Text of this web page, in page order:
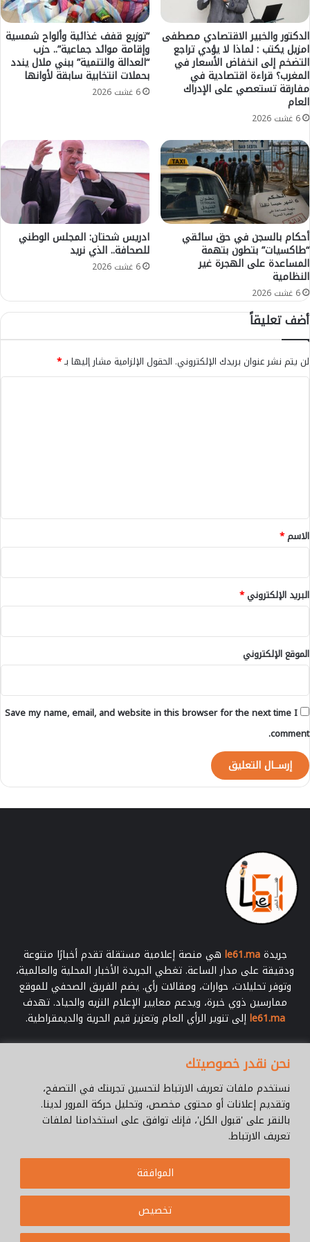
نحن نقدر خصوصيتك
نستخدم ملفات تعريف الارتباط لتحسين تجربتك في التصفح،
وتقديم إعلانات أو محتوى مخصص، وتحليل حركة المرور لدينا.
بالنقر على 'قبول الكل'، فإنك توافق على استخدامنا لملفات
تعريف الارتباط.
تخصيص
الموافقة
ا
ل
ك
س
و
ف
ا
ل
ل
ي
ا
ل
ي
و
م
ا
ل
ا
ث
ن
ي
ن
2
0
2
3
ل
ل
م
ب
د
ر
ة
ا
ل
و
ط
ن
ي
ة
ل
ل
ت
ن
م
ي
ة
ب
ن
ي
ل
ا
ل
الدكتور والخبير الاقتصادي مصطفى
امزيل يكتب : لماذا لا يؤدي تراجع
التضخم إلى انخفاض الأسعار في
المغرب؟ قراءة اقتصادية في
مفارقة تستعصي على الإدراك
العام
6 غشت 2026
“توزيع قفف غذائية وألواح شمسية
وإقامة موائد جماعية”.. حزب
“العدالة والتنمية” ببني ملال يندد
بحملات انتخابية سابقة لأوانها
6 غشت 2026
أحكام بالسجن في حق سائقي
“طاكسيات” بتطون بتهمة
المساعدة على الهجرة غير
النظامية
6 غشت 2026
ادريس شحتان: المجلس الوطني
للصحافة.. الذي نريد
6 غشت 2026
أضف تعليقاً
لن يتم نشر عنوان بريدك الإلكتروني. الحقول الإلزامية مشار إليها بـ*
*
الاسم*
البريد الإلكتروني*
الموقع الإلكتروني
Save my name, email, and website in this browser for the next time I
comment.
جريدةle61.ma هي منصة إعلامية مستقلة تقدم أخبارًا متنوعة
ودقيقة على مدار الساعة. تغطي الجريدة الأخبار المحلية والعالمية،
وتوفر تحليلات، حوارات، ومقالات رأي. يضم الفريق الصحفي للموقع
ممارسين ذوي خبرة، ويدعم معايير الإعلام النزيه والحياد. تهدف
le61.maإلى تنوير الرأي العام وتعزيز قيم الحرية والديمقراطية.
بريدك
الإلكتروني
© جميع الحقوق محفوظة 2026 |
Le61.ma
فريق العمل للإتصال
Facebook
YouTube